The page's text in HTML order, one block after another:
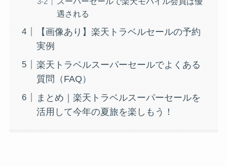
遇される
【画像あり】楽天トラベルセールの予約
実例
楽天トラベルスーパーセールでよくある
質問（FAQ）
まとめ｜楽天トラベルスーパーセールを
活用して今年の夏旅を楽しもう！